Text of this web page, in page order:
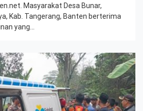
Masyarakat Desa Bunar,
Kab. Tangerang, Banten berterima
yang…